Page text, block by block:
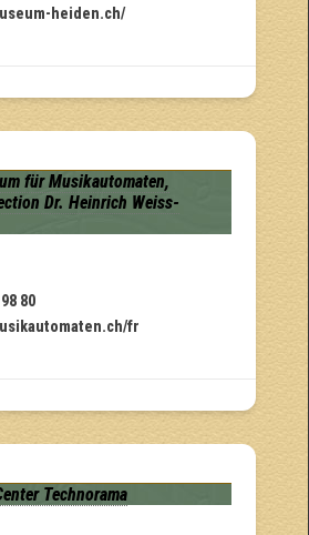
heiden.ch/
für Musikautomaten,
Dr. Heinrich Weiss-
80
fr
Technorama